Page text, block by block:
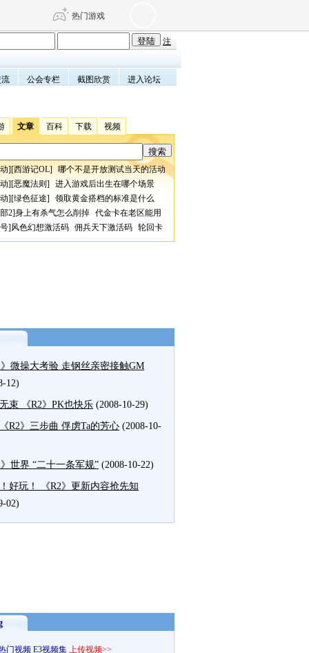
热门游戏
DNF 传奇4
剑网3旗舰版 新天龙八部
诛仙世界 仙剑世界
注
公会专栏 截图欣赏 进入论坛
文章 百科 下载 视频
][西游记OL] 哪个不是开放测试当天的活动
][恶魔法则 ] 进入游戏后出生在哪个场景
][绿色征途] 领取黄金搭档的标准是什么
2]身上有杀气怎么削掉 代金卡在老区能用
]风色幻想激活码 佣兵天下激活码 轮回卡
微操大考验 走钢丝亲密接触GM
12)
束 《R2》PK也快乐 (2008-10-29)
R2》三步曲 俘虏Ta的芳心 (2008-10-
世界 “二十一条军规” (2008-10-22)
好玩！ 《R2》更新内容抢先知
02)
门视频 E3视频集 上传视频>>